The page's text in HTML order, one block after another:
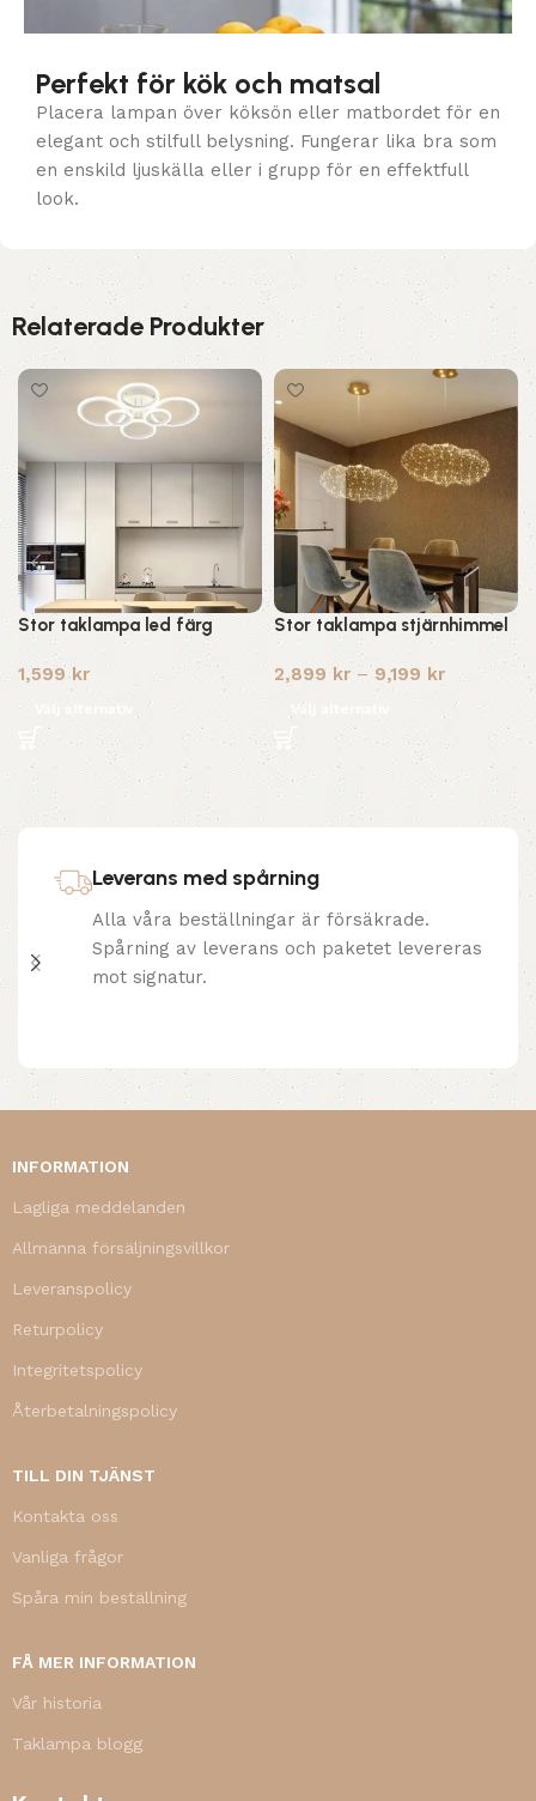
Perfekt för kök och matsal
Placera lampan över köksön eller matbordet för en
elegant och stilfull belysning. Fungerar lika bra som
en enskild ljuskälla eller i grupp för en effektfull
look.
Relaterade Produkter
Stor taklampa led färg
1,599kr
Välj alternativ
Stor taklampa stjärnhimmel
2,899kr – 9,199 kr
Välj alternativ
Leverans med spårning
Alla våra beställningar är försäkrade.
Spårning av leverans och paketet levereras
mot signatur.
INFORMATION
Lagliga meddelanden
Allmänna försäljningsvillkor
Leveranspolicy
Returpolicy
Integritetspolicy
Återbetalningspolicy
TILL DIN TJÄNST
Kontakta oss
Vanliga frågor
Spåra min beställning
FÅ MER INFORMATION
Vår historia
Taklampa blogg